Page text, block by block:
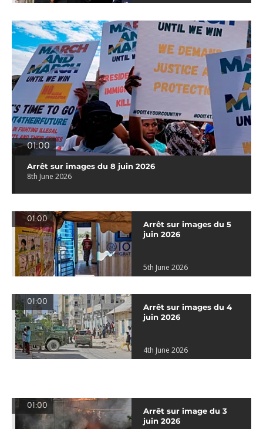
01:00
Arrêt sur images du 8 juin 2026
8th June 2026
01:00
Arrêt sur images du 5
juin 2026
5th June 2026
01:00
Arrêt sur images du 4
juin 2026
4th June 2026
01:00
Arrêt sur image du 3
juin 2026